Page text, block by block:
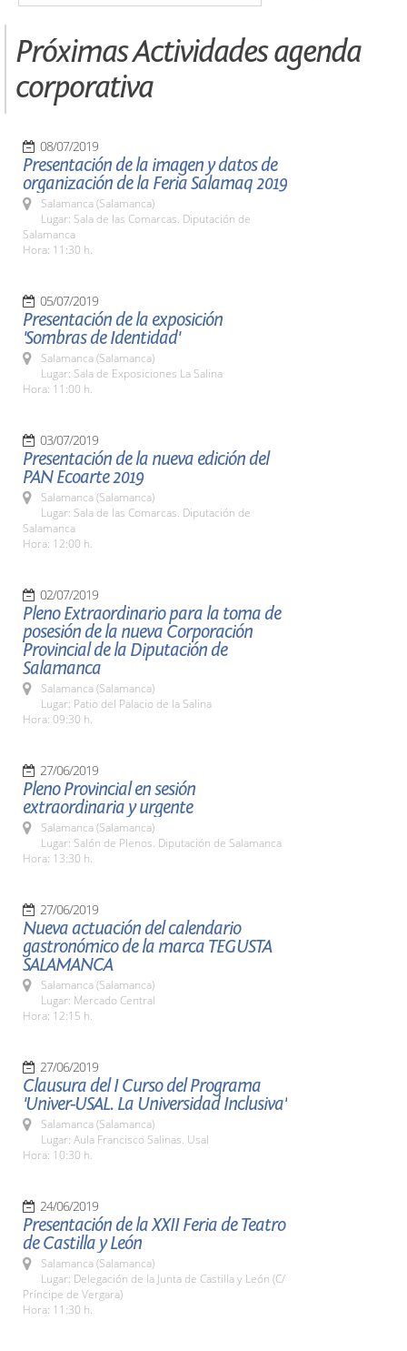
Próximas Actividades agenda
corporativa
08/07/2019
Presentación de la imagen y datos de
organización de la Feria Salamaq 2019
Salamanca (Salamanca)
Lugar: Sala de las Comarcas. Diputación de
Salamanca
Hora: 11:30 h.
05/07/2019
Presentación de la exposición
'Sombras de Identidad'
Salamanca (Salamanca)
Lugar: Sala de Exposiciones La Salina
Hora: 11:00 h.
03/07/2019
Presentación de la nueva edición del
PAN Ecoarte 2019
Salamanca (Salamanca)
Lugar: Sala de las Comarcas. Diputación de
Salamanca
Hora: 12:00 h.
02/07/2019
Pleno Extraordinario para la toma de
posesión de la nueva Corporación
Provincial de la Diputación de
Salamanca
Salamanca (Salamanca)
Lugar: Patio del Palacio de la Salina
Hora: 09:30 h.
27/06/2019
Pleno Provincial en sesión
extraordinaria y urgente
Salamanca (Salamanca)
Lugar: Salón de Plenos. Diputación de Salamanca
Hora: 13:30 h.
27/06/2019
Nueva actuación del calendario
gastronómico de la marca TEGUSTA
SALAMANCA
Salamanca (Salamanca)
Lugar: Mercado Central
Hora: 12:15 h.
27/06/2019
Clausura del I Curso del Programa
'Univer-USAL. La Universidad Inclusiva'
Salamanca (Salamanca)
Lugar: Aula Francisco Salinas. Usal
Hora: 10:30 h.
24/06/2019
Presentación de la XXII Feria de Teatro
de Castilla y León
Salamanca (Salamanca)
Lugar: Delegación de la Junta de Castilla y León (C/
Príncipe de Vergara)
Hora: 11:30 h.